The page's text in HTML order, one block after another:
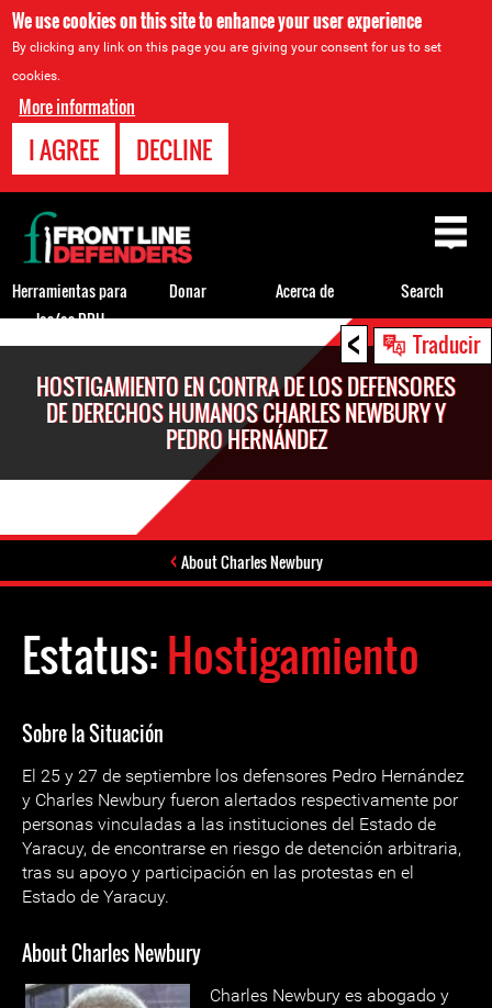
We use cookies on this site to enhance your user experience
By clicking any link on this page you are giving your consent for us to set
cookies.
More information
I AGREE DECLINE
< Traducir
HOSTIGAMIENTO EN CONTRA DE LOS DEFENSORES
DE DERECHOS HUMANOS CHARLES NEWBURY Y
PEDRO HERNÁNDEZ
About Charles Newbury
Estatus:Hostigamiento
Sobre la Situación
El 25 y 27 de septiembre los defensores Pedro Hernández
y Charles Newbury fueron alertados respectivamente por
personas vinculadas a las instituciones del Estado de
Yaracuy, de encontrarse en riesgo de detención arbitraria,
tras su apoyo y participación en las protestas en el
Estado de Yaracuy.
About Charles Newbury
Charles Newbury es abogado y
Back
to
top
Herramientas para
los/as DDH
Donar Acerca de Search